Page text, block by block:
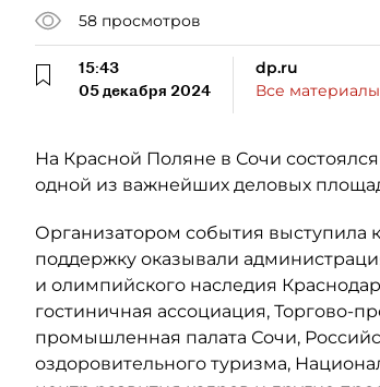
58 просмотров
15:43
05 декабря 2024
dp.ru
Все
На Красной Поляне в Сочи
одной из важнейших деловых
Организатором события
поддержку оказывали
и олимпийского наследия
гостиничная ассоциация, Торгово-
промышленная палата Сочи,
оздоровительного туризма,